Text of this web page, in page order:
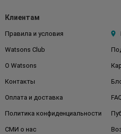
Клиентам
Правила и условия
Watsons Club
О Watsons
Контакты
Оплата и доставка
Политика конфиденциальности
СМИ о нас